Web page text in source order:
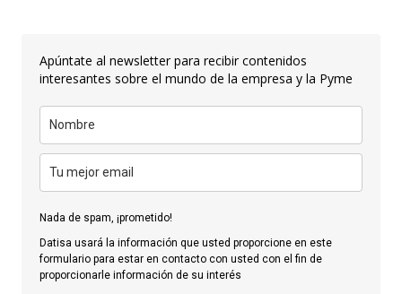
Apúntate al newsletter para recibir contenidos
interesantes sobre el mundo de la empresa y la Pyme
Nada de spam, ¡prometido!
Datisa usará la información que usted proporcione en este
formulario para estar en contacto con usted con el fin de
proporcionarle información de su interés